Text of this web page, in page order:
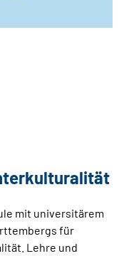
mit universitärem
für
Lehre und